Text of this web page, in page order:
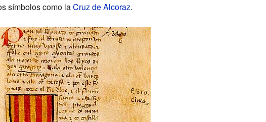
símbolos como laCruz de Alcoraz.